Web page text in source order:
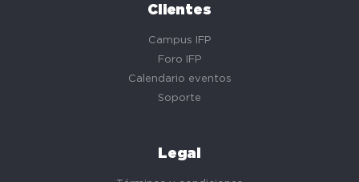
Clientes
Campus IFP
Foro IFP
Calendario eventos
Soporte
Legal